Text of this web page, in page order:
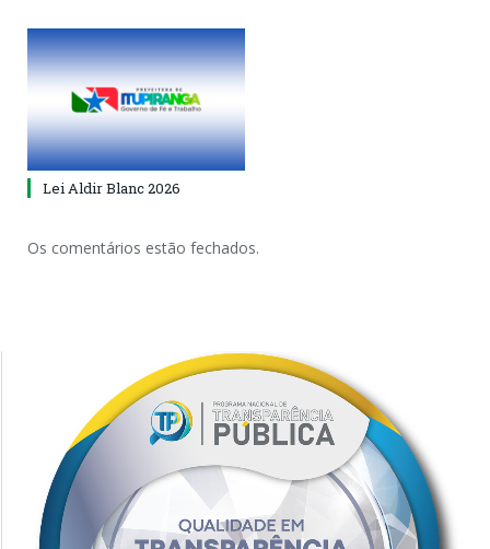
Lei Aldir Blanc 2026
Os comentários estão fechados.